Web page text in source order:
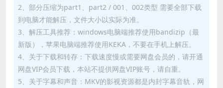
2、部分压缩为part1、part2 / 001、002类型 需要全部下载
到电脑才能解压，文件大小以实际为准。
3、解压工具推荐：windows电脑端推荐使用bandizip（最
新版），苹果电脑端推荐使用KEKA，不要在手机上解压。
4、关于下载和转存：下载速度慢或需要网盘会员的，请开通
网盘VIP会员下载，本站不提供网盘VIP账号，请自重。
5、关于字幕和声音：MKV的影视资源都是内封字幕音轨，网